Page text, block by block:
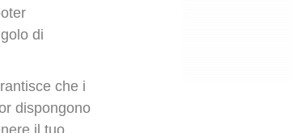
di
che i
dispongono
il tuo